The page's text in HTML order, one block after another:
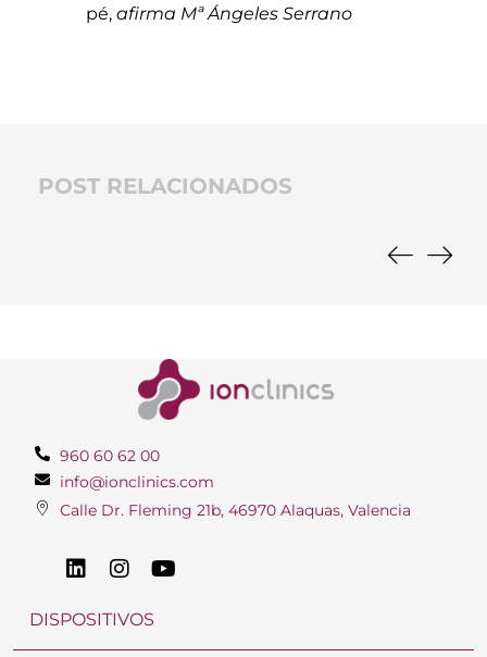
pé, afirma Mª Ángeles Serrano
POST RELACIONADOS
960 60 62 00
info@ionclinics.com
Calle Dr. Fleming 21b, 46970 Alaquas, Valencia
DISPOSITIVOS